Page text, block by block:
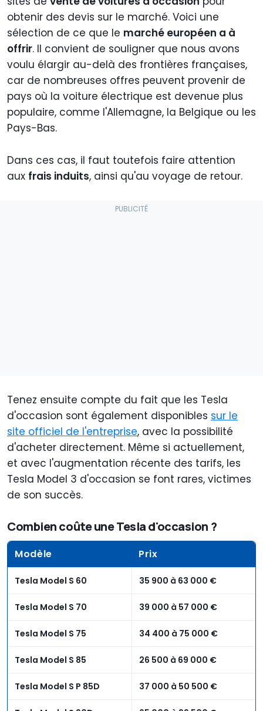
obtenir des devis sur le marché. Voici une
sélection de ce que le marché européen a à
offrir. Il convient de souligner que nous avons
voulu élargir au-delà des frontières françaises,
car de nombreuses offres peuvent provenir de
pays où la voiture électrique est devenue plus
populaire, comme l'Allemagne, la Belgique ou les
Pays-Bas.
Dans ces cas, il faut toutefois faire attention
aux frais induits, ainsi qu'au voyage de retour.
Tenez ensuite compte du fait que les Tesla
d'occasion sont également disponibles sur le
site officiel de l'entreprise, avec la possibilité
d'acheter directement. Même si actuellement,
et avec l'augmentation récente des tarifs, les
Tesla Model 3 d'occasion se font rares, victimes
de son succès.
Combien coûte une Tesla d'occasion ?
Modèle Prix
Tesla Model S 60 35 900 à 63 000 €
Tesla Model S 70 39 000 à 57 000 €
Tesla Model S 75 34 400 à 75 000 €
Tesla Model S 85 26 500 à 69 000 €
Tesla Model S P 85D 37 000 à 50 500 €